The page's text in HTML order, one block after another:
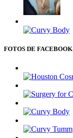
FOTOS DE FACEBOOK